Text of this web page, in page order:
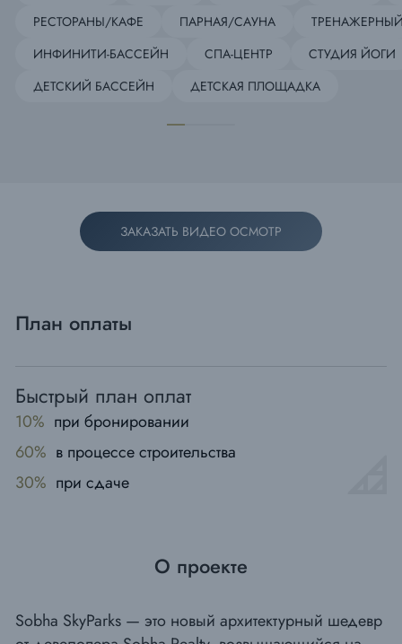
РЕСТОРАНЫ/КАФЕ
ПАРНАЯ/САУНА
ИНФИНИТИ-БАССЕЙН
СПА-ЦЕНТР
СТУДИЯ ЙОГИ
ДЕТСКИЙ БАССЕЙН
ДЕТСКАЯ ПЛОЩАДКА
ЗАКАЗАТЬ ВИДЕО ОСМОТР
План оплаты
Быстрый план оплат
10% при бронировании
60% в процессе строительства
30% при сдаче
О проекте
Sobha SkyParks — это новый архитектурный шедевр